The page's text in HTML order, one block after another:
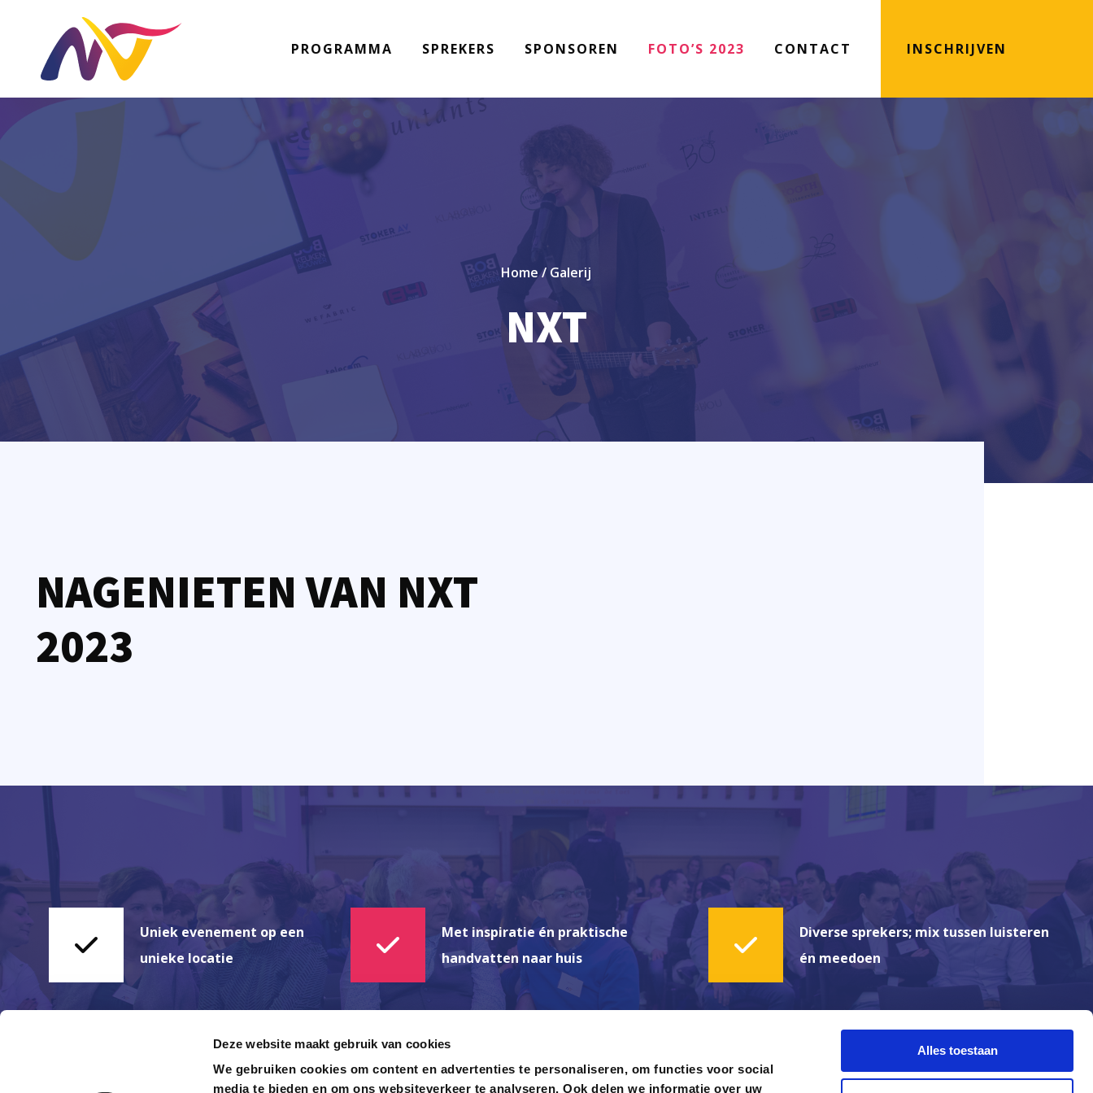
Deze website maakt gebruik van cookies
We gebruiken cookies om content en advertenties te personaliseren, om functies voor social
media te bieden en om ons websiteverkeer te analyseren. Ook delen we informatie over uw
Alles toestaan
PROGRAMMA SPREKERS SPONSOREN FOTO’S 2023 CONTACT INSCHRIJVEN
Home/ Galerij
NXT
NAGENIETEN VAN NXT
2023
Uniek evenement op een
unieke locatie
Met inspiratie én praktische
handvatten naar huis
Diverse sprekers; mix tussen luisteren
én meedoen